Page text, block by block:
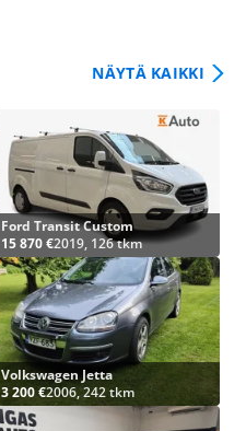
NÄYTÄ KAIKKI
Ford Transit Custom
15 870 €2019, 126 tkm
Volkswagen Jetta
3 200 €2006, 242 tkm